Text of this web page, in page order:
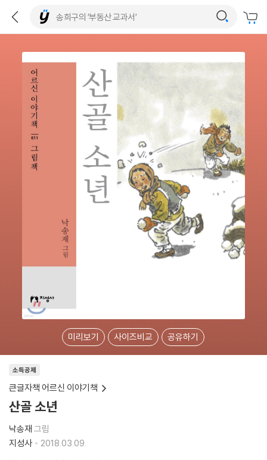
미리보기 사이즈비교 공유하기
소득공제
큰글자책 어르신 이야기책
산골 소년
낙송재 그림
지성사
2018.03.09.